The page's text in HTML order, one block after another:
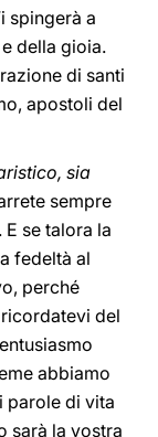
spingerà a
della gioia.
di santi
apostoli del
sia
sempre
se talora la
fedeltà al
perché
del
abbiamo
parole di vita
sarà la vostra